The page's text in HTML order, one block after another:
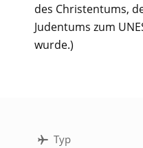
des Christentums,
Judentums zum
wurde.)
Typ